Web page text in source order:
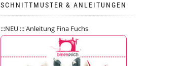
SCHNITTMUSTER & ANLEITUNGEN
:::NEU ::: Anleitung Fina Fuchs